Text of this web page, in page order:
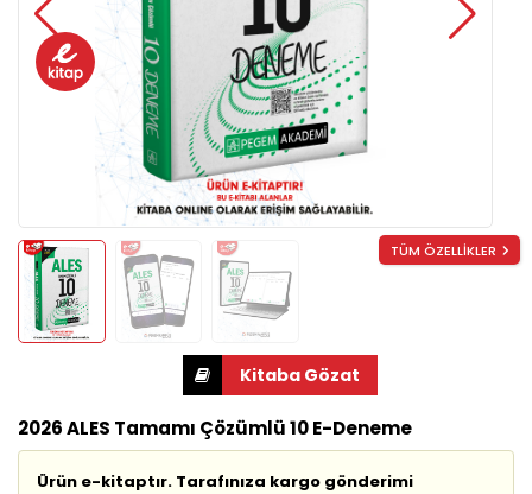
TÜM ÖZELLİKLER
2026 ALES Tamamı Çözümlü 10 E-Deneme
Ürün e-kitaptır. Tarafınıza kargo gönderimi